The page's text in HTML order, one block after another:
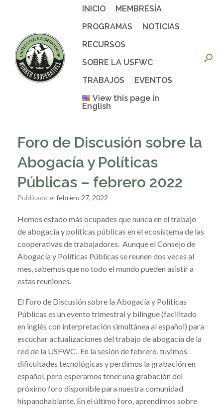
INICIO
MEMBRESÍA
PROGRAMAS
NOTICIAS
RECURSOS
SOBRE LA USFWC
TRABAJOS
EVENTOS
View this page in
English
Foro de Discusión sobre la
Abogacía y Políticas
Públicas – febrero 2022
Publicado el febrero 27, 2022
Hemos estado más ocupades que nunca en el trabajo
de abogacía y políticas públicas en el ecosistema de las
cooperativas de trabajadores. Aunque el Consejo de
Abogacía y Políticas Públicas se reunen dos veces al
mes, sabemos que no todo el mundo pueden asistir a
estas reuniones.
El Foro de Discusión sobre la Abogacía y Políticas
Públicas es un evento trimestral y bilingue (facilitado
en inglés con interpretación simultánea al español) para
escuchar actualizaciones del trabajo de abogacía de la
red de la USFWC. En la sesión de febrero, tuvimos
dificultades tecnológicas y perdimos la grabación en
español, pero esperamos tener una grabación del
próximo foro disponible para nuestra comunidad
hispanohablante. En el último foro, aprendimos sobre